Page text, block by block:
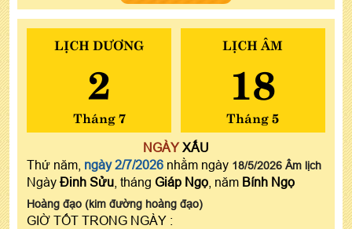
LỊCH DƯƠNG
2
Tháng 7
LỊCH ÂM
18
Tháng 5
NGÀYXẤU
Thứ năm, ngày 2/7/2026 nhằm ngày 18/5/2026 Âm lịch
Ngày Đinh Sửu , tháng Giáp Ngọ , năm Bính Ngọ
Hoàng đạo (kim đường hoàng đạo)
GIỜ TỐT TRONG NGÀY :